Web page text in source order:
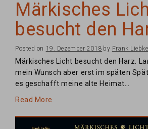
Märkisches
besucht den
Posted on 19. Dezember 2018 by Frank Liebke
Märkisches Licht besucht den Harz.
mein Wunsch aber erst im späten
es geschafft meine alte Heimat…
Read More